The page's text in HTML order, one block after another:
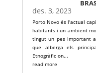
des. 3, 2023
Porto Novo és l'actual
habitants i un ambient
tingut un pes important
que alberga els
Etnogràfic on...
read more